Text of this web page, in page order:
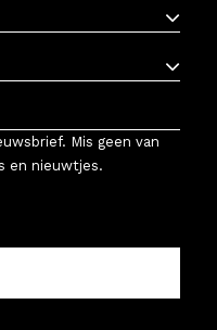
Mis geen van
en nieuwtjes.